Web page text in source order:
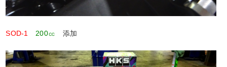
SOD-1 200㏄ 添加